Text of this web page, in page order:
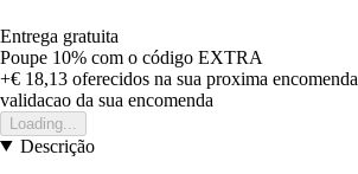
Entrega gratuita
Poupe 10% com o código EXTRA
+€ 18,13 oferecidos na sua proxima encomenda
validacao da sua encomenda
Loading...
Descrição